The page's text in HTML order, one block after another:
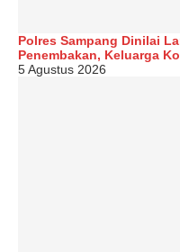
Polres Sampang Dinilai
Penembakan, Keluarga
5 Agustus 2026